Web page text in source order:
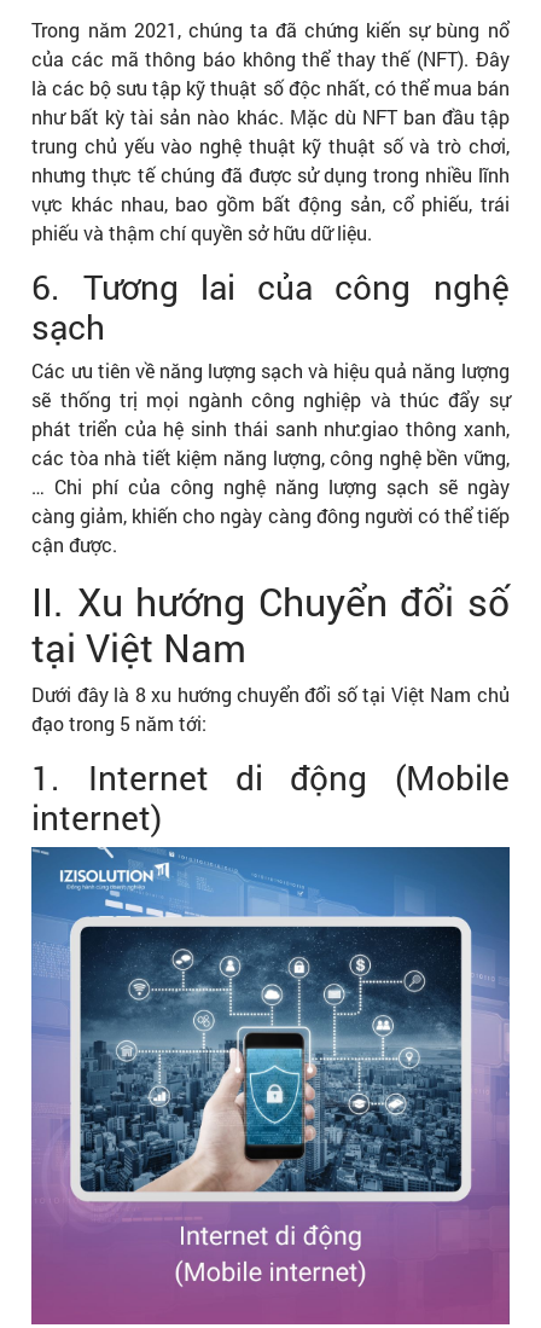
Trong năm 2021, chúng ta đã chứng kiến sự bùng nổ
của các mã thông báo không thể thay thế (NFT). Đây
là các bộ sưu tập kỹ thuật số độc nhất, có thể mua bán
như bất kỳ tài sản nào khác. Mặc dù NFT ban đầu tập
trung chủ yếu vào nghệ thuật kỹ thuật số và trò chơi,
nhưng thực tế chúng đã được sử dụng trong nhiều lĩnh
vực khác nhau, bao gồm bất động sản, cổ phiếu, trái
phiếu và thậm chí quyền sở hữu dữ liệu.
6. Tương lai của công nghệ
sạch
Các ưu tiên về năng lượng sạch và hiệu quả năng lượng
sẽ thống trị mọi ngành công nghiệp và thúc đẩy sự
phát triển của hệ sinh thái sanh như:giao thông xanh,
các tòa nhà tiết kiệm năng lượng, công nghệ bền vững,
… Chi phí của công nghệ năng lượng sạch sẽ ngày
càng giảm, khiến cho ngày càng đông người có thể tiếp
cận được.
II. Xu hướng Chuyển đổi số
tại Việt Nam
Dưới đây là 8 xu hướng chuyển đổi số tại Việt Nam chủ
đạo trong 5 năm tới:
1. Internet di động (Mobile
internet)